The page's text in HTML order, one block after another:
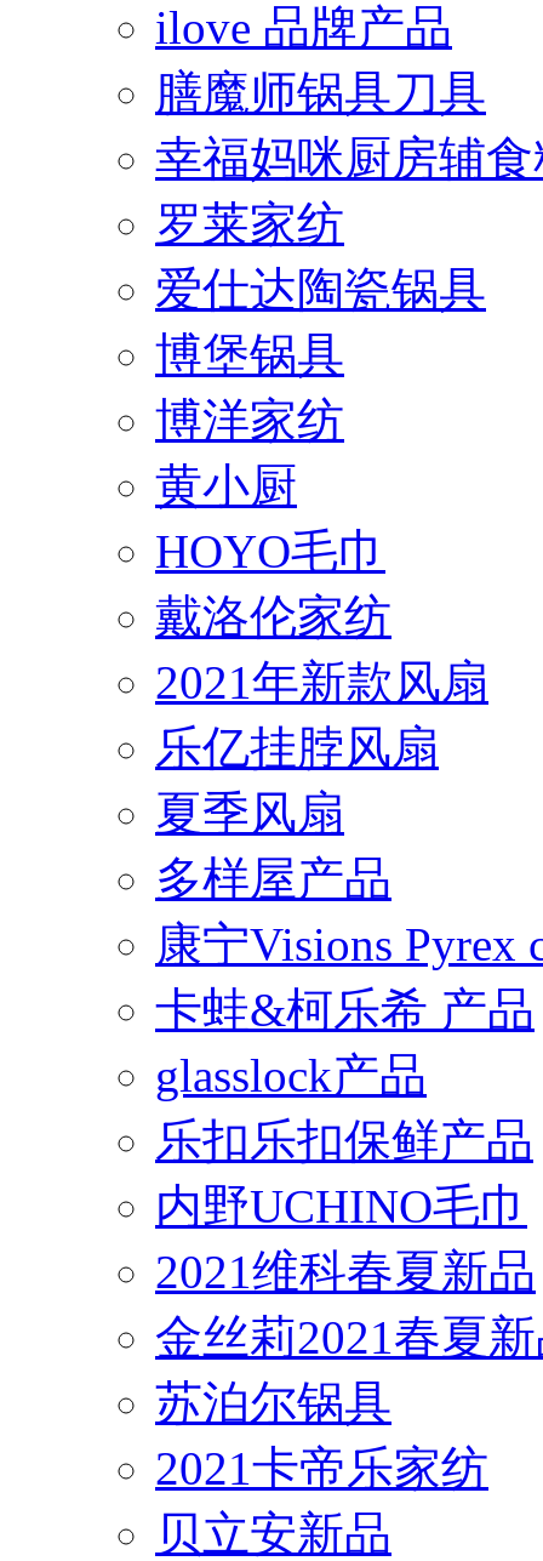
ilove 品牌产品
膳魔师锅具刀具
幸福妈咪厨房辅
罗莱家纺
爱仕达陶瓷锅具
博堡锅具
博洋家纺
黄小厨
HOYO毛巾
戴洛伦家纺
2021年新款风扇
乐亿挂脖风扇
夏季风扇
多样屋产品
康宁Visions Pyrex
卡蛙&柯乐希 产品
glasslock产品
乐扣乐扣保鲜产品
内野UCHINO毛巾
2021维科春夏新品
金丝莉2021春夏
苏泊尔锅具
2021卡帝乐家纺
贝立安新品